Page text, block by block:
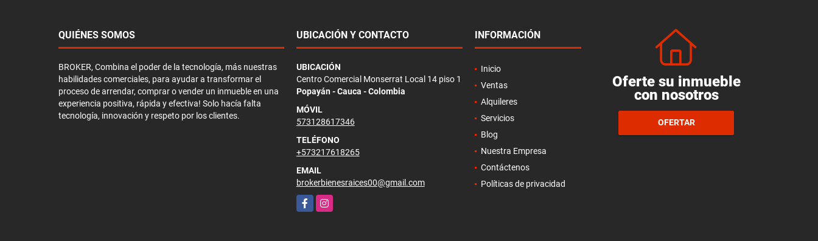
QUIÉNES SOMOS
BROKER, Combina el poder de la tecnología, más nuestras
habilidades comerciales, para ayudar a transformar el
proceso de arrendar, comprar o vender un inmueble en una
experiencia positiva, rápida y efectiva! Solo hacía falta
tecnología, innovación y respeto por los clientes.
UBICACIÓN Y CONTACTO
UBICACIÓN
Centro Comercial Monserrat Local 14 piso 1
Popayán - Cauca - Colombia
MÓVIL
573128617346
TELÉFONO
+573217618265
EMAIL
brokerbienesraices00@gmail.com
FacebookInstagram
INFORMACIÓN
Inicio
Ventas
Alquileres
Servicios
Blog
Nuestra Empresa
Contáctenos
Políticas de privacidad
Oferte su inmueble
con nosotros
OFERTAR